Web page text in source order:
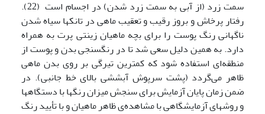
سمت زرد (از آبی به سمت زرد شدن) در اجسام است (22).
رفتار پرخاش و بروز رقیب و تعقیب ماهی در تانکها سیاه شدن
ناگهانی رنگ پوست را برای بچه ماهیان زینتی پرت به همراه
دارد. به همین دلیل سعی شد تا در رنگ­سنجی بدن و پوست از
منطقه‌ای استفاده شود که کمترین تیرگی بر روی بدن ماهی
ظاهر می‌گردد (پشت سرپوش آبششی بالای خط جانبی). در
ضمن زمان پایان آزمایش برای سنجش میزان رنگها با دستگاهها
و روشهای آزمایشگاهی با مشاهده‌ی ظاهر ماهیان و با تأیید رنگ